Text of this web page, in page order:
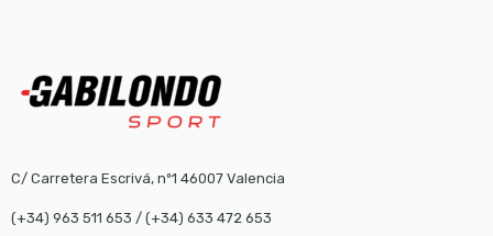
C/ Carretera Escrivá, nº1 46007 Valencia
(+34) 963 511 653 / (+34) 633 472 653